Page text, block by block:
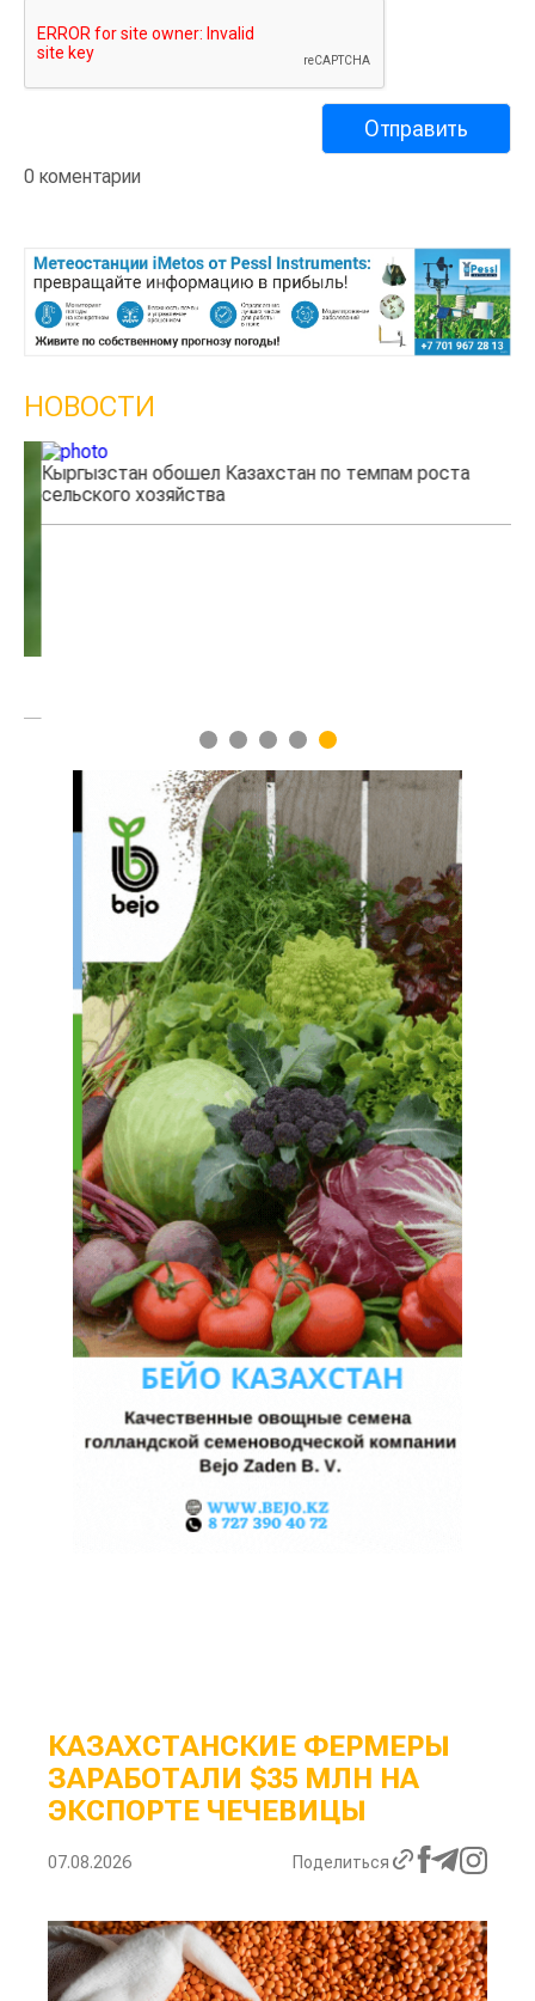
0 коментарии
НОВОСТИ
Кыргызстан обошел Казахстан по темпам роста
сельского хозяйства
1 2 3 4 5
КАЗАХСТАНСКИЕ ФЕРМЕРЫ
ЗАРАБОТАЛИ $35 МЛН НА
ЭКСПОРТЕ ЧЕЧЕВИЦЫ
07.08.2026 Поделиться